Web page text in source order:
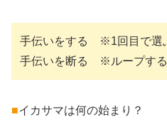
手伝いをする ※1回目で選
手伝いを断る ※ループする
■イカサマは何の始まり？